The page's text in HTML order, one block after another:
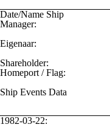
Date/Name Ship
Manager:
Eigenaar:
Shareholder:
Homeport / Flag:
Ship Events Data
1982-03-22: